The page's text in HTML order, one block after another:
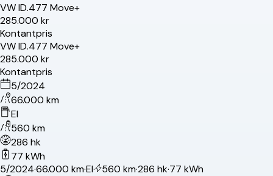
VWID.477 Move+
285.000 kr
Kontantpris
VWID.477 Move+
285.000 kr
Kontantpris
5/2024
66.000 km
El
560 km
286 hk
77 kWh
5/2024·66.000 km·El· 560 km·286 hk·77 kWh